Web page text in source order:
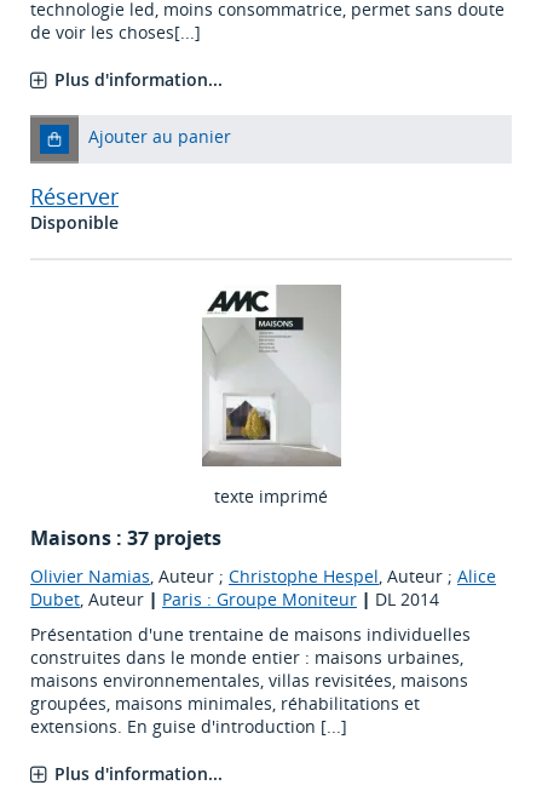
technologie led, moins consommatrice, permet sans doute
de voir les choses[...]
Plus d'information...
Ajouter au panier
Réserver
Disponible
texte imprimé
Maisons : 37 projets
Olivier Namias, Auteur ; Christophe Hespel, Auteur ; Alice
Dubet, Auteur | Paris : Groupe Moniteur | DL 2014
Présentation d'une trentaine de maisons individuelles
construites dans le monde entier : maisons urbaines,
maisons environnementales, villas revisitées, maisons
groupées, maisons minimales, réhabilitations et
extensions. En guise d'introduction [...]
Plus d'information...